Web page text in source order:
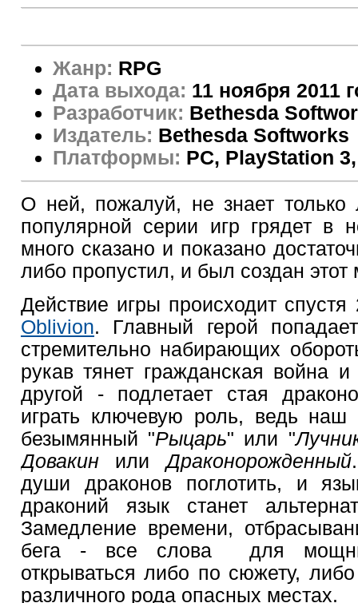
Жанр: RPG
Дата выхода: 11 ноября 2011
Разработчик: Bethesda
Издатель: Bethesda Softworks
Платформы: PC, PlayStation
О ней, пожалуй, не знает только
популярной серии игр грядет
много сказано и показано
либо пропустил, и был создан этот
Действие игры происходит
Oblivion. Главный герой
стремительно набирающих
рукав тянет гражданская война
другой - подлетает стая
играть ключевую роль, ведь наш
безымянный "Рыцарь" или "
Довакин илиДраконорожденный
души драконов поглотить, и
драконий язык станет
Замедление времени,
бега - все слова для
открываться либо по сюжету,
различного рода опасных местах.